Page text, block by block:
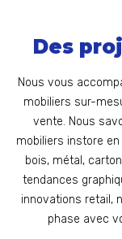
Des
Nous vous
mobiliers sur-
vente. Nous
mobiliers instore
bois, métal,
tendances
innovations retail,
phase avec